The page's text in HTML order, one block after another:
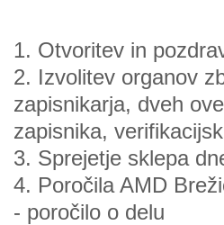
1. Otvoritev in
2. Izvolitev organov
zapisnikarja, dveh
zapisnika,
3. Sprejetje sklepa
4. Poročila AMD
- poročilo o delu